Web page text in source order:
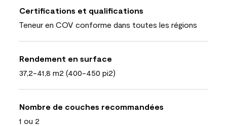
Certifications et qualifications
Teneur en COV conforme dans toutes les régions
Rendement en surface
37,2-41,8 m2 (400-450 pi2)
Nombre de couches recommandées
1 ou 2